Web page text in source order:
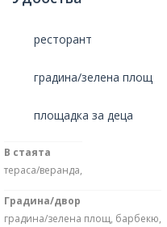
ресторант
градина/зелена площ
площадка за деца
В стаята
тераса/веранда,
Градина/двор
градина/зелена площ, барбекю,